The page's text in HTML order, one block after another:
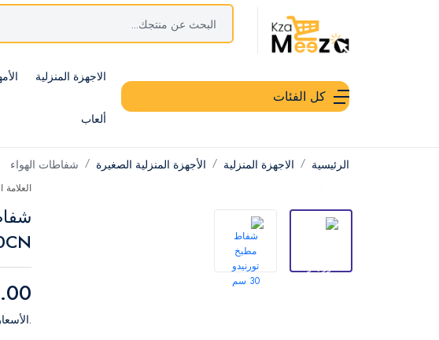
كل الفئات
الاجهزة المنزلية
ألعاب
الرئيسية الاجهزة المنزلية الأجهزة المنزلية الصغيرة شفاطات الهواء
العلامة